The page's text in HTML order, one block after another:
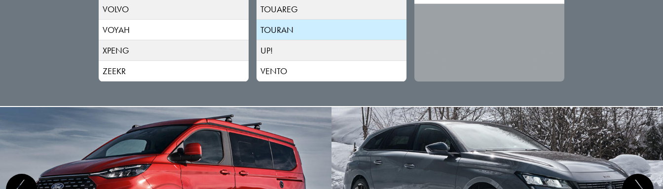
VOLVO
VOYAH
XPENG
ZEEKR
TOUAREG
TOURAN
UP!
VENTO